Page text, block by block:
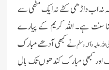
نہ اب داڑھی کٹے نہ ایک مٹھی سے
سنت ہے۔ اللہ کریم کے پیارے
اللہ علیہ وآلہ وسلمنے کبھی آدھے مبارک
کبھی مبارک کندھوں تک بال